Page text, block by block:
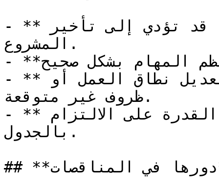
- **التقديرات غير الدقيقة**: قد تؤدي إلى تأخير
المشروع.
- **تداخل الأنشطة**: إذا لم تُنظم المهام بشكل صحيح.
- **التغيرات المفاجئة**: مثل تعديل نطاق العمل أو
ظروف غير متوقعة.
- **قلة الموارد**: قد تؤثر على القدرة على الالتزام
بالجدول.
## **دورها في المناقصات**